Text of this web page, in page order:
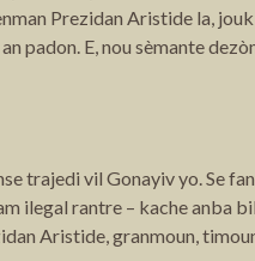
Prezidan Aristide la,
padon. E, nou sèmante
trajedi vil Gonayiv yo. Se
ilegal rantre – kache anba
Aristide, granmoun,